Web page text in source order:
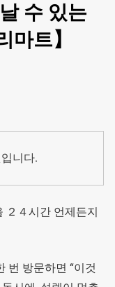
수 있는
마트】
니다.
２４시간 언제든지
번 방문하면 “이것